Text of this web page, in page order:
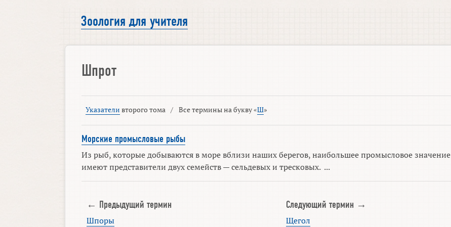
Зоология для учителя
Шпрот
Указатели второго тома / Все термины на букву «Ш»
Морские промысловые рыбы
Из рыб, которые добываются в море вблизи наших берегов, наибольшее промысловое значение
имеют представители двух семейств — сельдевых и тресковых. ...
← Предыдущий термин
Шпоры
Следующий термин →
Щегол